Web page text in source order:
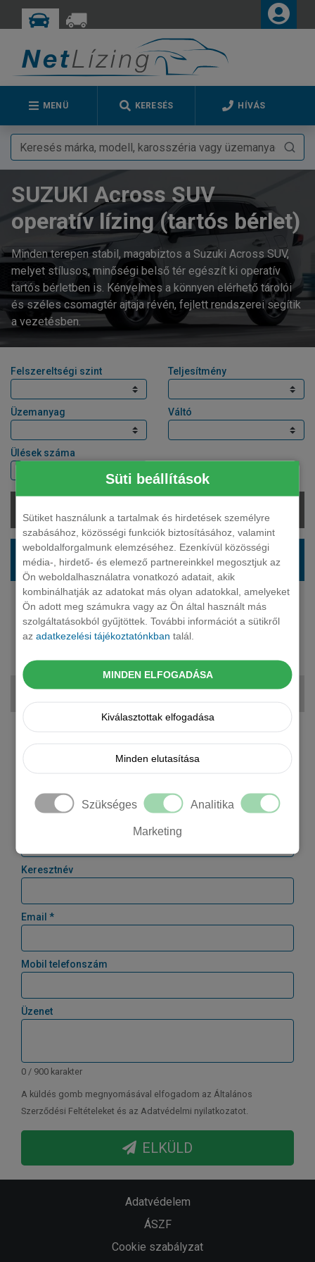
Süti beállítások
Sütiket használunk a tartalmak és hirdetések személyre
szabásához, közösségi funkciók biztosításához, valamint
weboldalforgalmunk elemzéséhez. Ezenkívül közösségi
média-, hirdető- és elemező partnereinkkel megosztjuk az
Ön weboldalhasználatra vonatkozó adatait, akik
kombinálhatják az adatokat más olyan adatokkal, amelyeket
Ön adott meg számukra vagy az Ön által használt más
szolgáltatásokból gyűjtöttek. További információt a sütikről
azadatkezelési tájékoztatónkban talál.
MINDEN ELFOGADÁSA
Kiválasztottak elfogadása
Minden elutasítása
Szükséges Analitika
Marketing
MENÜ KERESÉS HÍVÁS
SUZUKI Across SUV
operatív lízing (tartós bérlet)
Minden terepen stabil, magabiztos a Suzuki Across SUV,
melyet stílusos, minőségi belső tér egészít ki operatív
tartós bérletben is. Kényelmes a könnyen elérhető tárolói
és széles csomagtér ajtaja révén, fejlett rendszerei segítik
a vezetésben.
Felszereltségi szint Teljesítmény
Üzemanyag Váltó
Ülések száma
SUZUKI Across suv 2.5 PHEV GLX E-4WD E-
CVT
plug-in hybrid
automata
25 570 000 Ft
Kérjen tőlünk árajánlatot!
Cégnév *
Keresztnév
Email *
Mobil telefonszám
Üzenet
0 / 900 karakter
A küldés gomb megnyomásával elfogadom az Általános
Szerződési Feltételeket és az Adatvédelmi nyilatkozatot.
ELKÜLD
Adatvédelem
ÁSZF
Cookie szabályzat